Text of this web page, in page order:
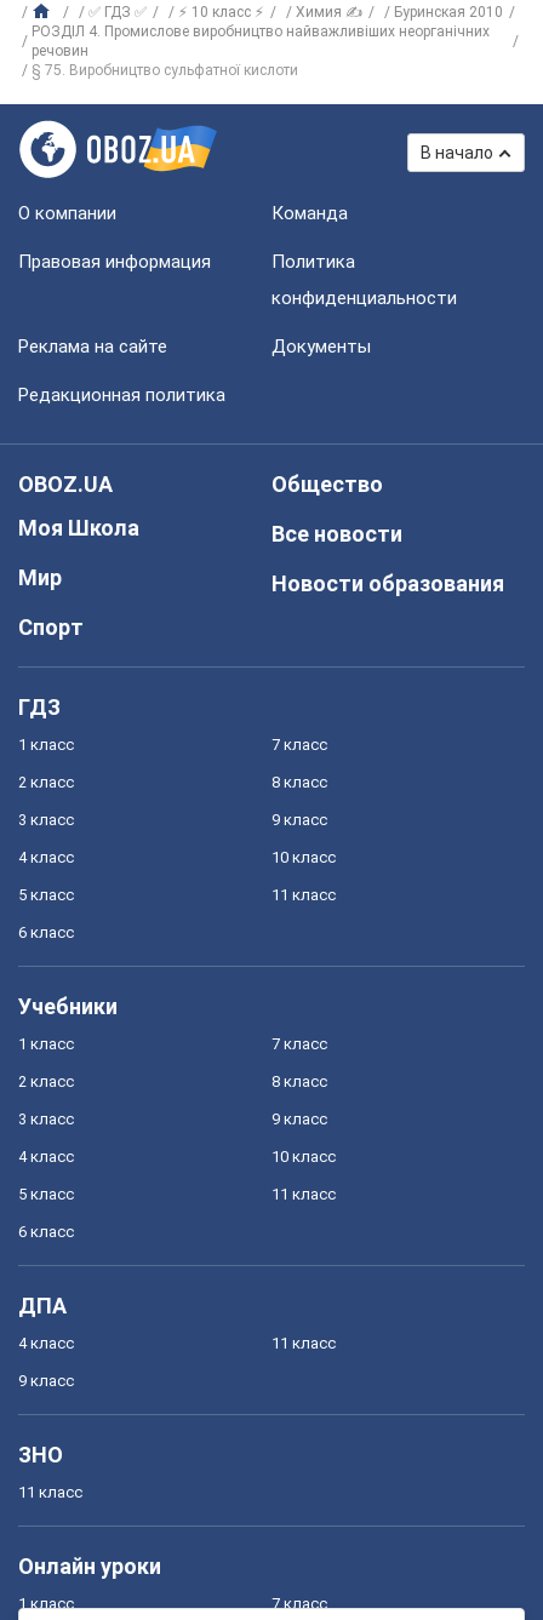
✅ ГДЗ ✅ ⚡ 10 класс ⚡ Химия ✍
Буринская 2010
РОЗДІЛ 4. Промислове виробництво найважливіших неорганічних
речовин
§ 75. Виробництво сульфатної кислоти
В начало
О компании Команда
Правовая информация
Политика
конфиденциальности
Реклама на сайте Документы
Редакционная политика
OBOZ.UA
Моя Школа
Мир
Спорт
Общество
Все новости
Новости образования
ГДЗ
1 класс
2 класс
3 класс
4 класс
5 класс
6 класс
7 класс
8 класс
9 класс
10 класс
11 класс
Учебники
1 класс
2 класс
3 класс
4 класс
5 класс
6 класс
7 класс
8 класс
9 класс
10 класс
11 класс
ДПА
4 класс
9 класс
11 класс
ЗНО
11 класс
Онлайн уроки
1 класс 7 класс